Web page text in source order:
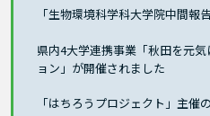
「生物環境科学科大学院中間報
県内4大学連携事業「秋田を元
ョン」が開催されました
「はちろうプロジェクト」主催